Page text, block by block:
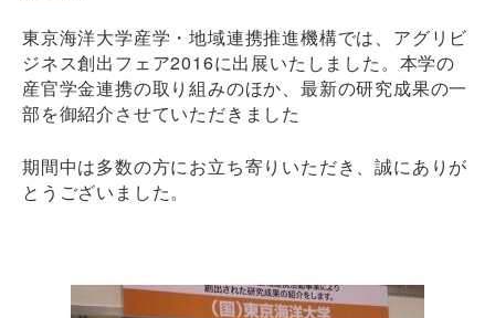
東京海洋大学産学・地域連携推進機構では、アグリビ
ジネス創出フェア2016に出展いたしました。本学の
産官学金連携の取り組みのほか、最新の研究成果の一
部を御紹介させていただきました
期間中は多数の方にお立ち寄りいただき、誠にありが
とうございました。